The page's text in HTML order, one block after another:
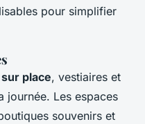
pour simplifier
place, vestiaires et
journée. Les espaces
souvenirs et